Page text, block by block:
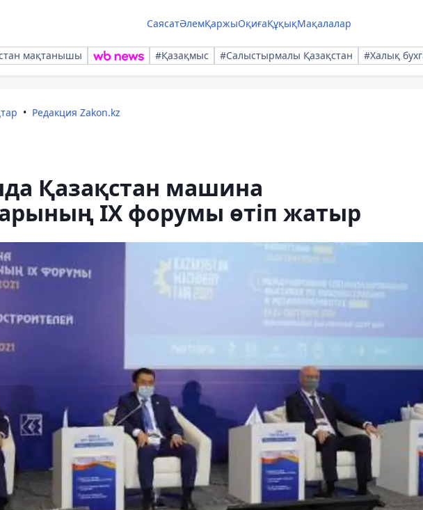
СаясатӘлемҚаржыОқиғаҚұқықМақалалар
мақтанышы #Қазақмыс #Салыстырмалы Қазақстан #Халық
Редакция Zakon.kz
Қазақстан машина
ІХ форумы өтіп жатыр